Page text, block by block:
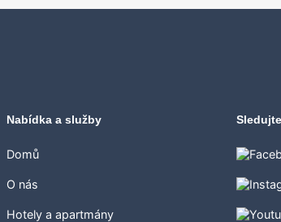
Nabídka a služby
Domů
O nás
Hotely a apartmány